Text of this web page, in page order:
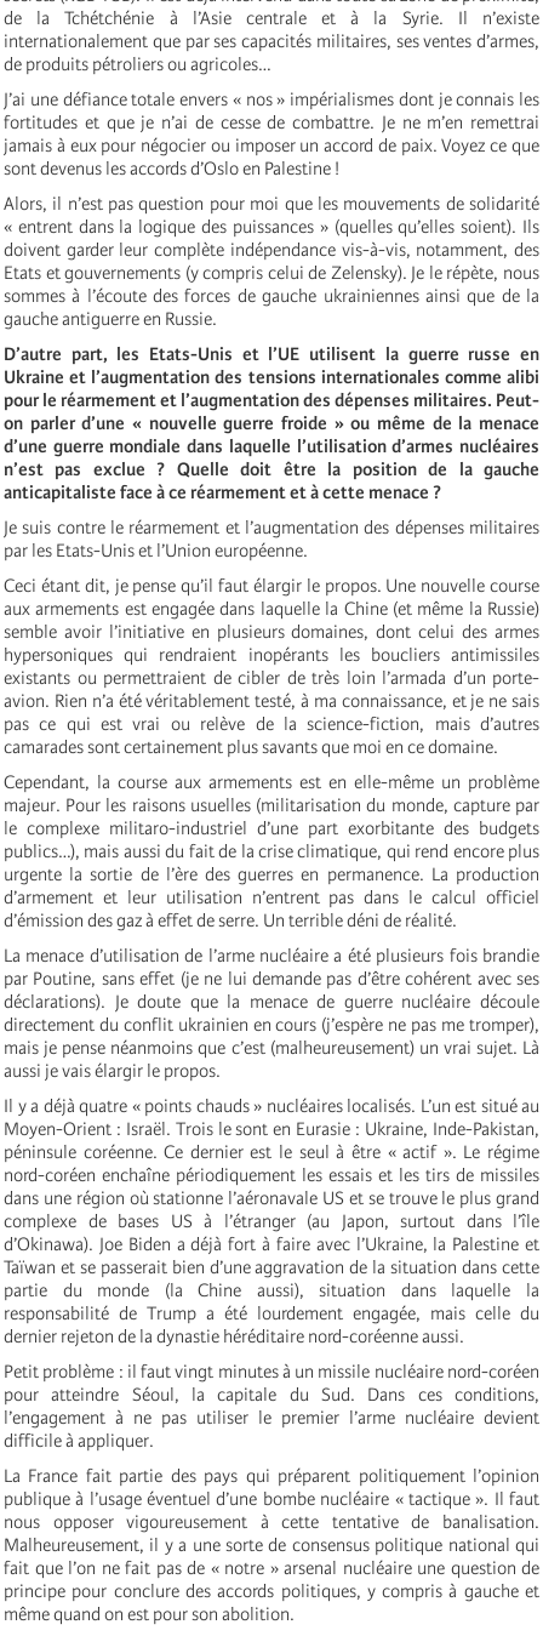
de la Tchétchénie à l’Asie centrale et à la Syrie. Il n’existe
internationalement que par ses capacités militaires, ses ventes d’armes,
de produits pétroliers ou agricoles…
J’ai une défiance totale envers « nos » impérialismes dont je connais les
fortitudes et que je n’ai de cesse de combattre. Je ne m’en remettrai
jamais à eux pour négocier ou imposer un accord de paix. Voyez ce que
sont devenus les accords d’Oslo en Palestine !
Alors, il n’est pas question pour moi que les mouvements de solidarité
« entrent dans la logique des puissances » (quelles qu’elles soient). Ils
doivent garder leur complète indépendance vis-à-vis, notamment, des
Etats et gouvernements (y compris celui de Zelensky). Je le répète, nous
sommes à l’écoute des forces de gauche ukrainiennes ainsi que de la
gauche antiguerre en Russie.
D’autre part, les Etats-Unis et l’UE utilisent la guerre russe en
Ukraine et l’augmentation des tensions internationales comme alibi
pour le réarmement et l’augmentation des dépenses militaires. Peut-
on parler d’une « nouvelle guerre froide » ou même de la menace
d’une guerre mondiale dans laquelle l’utilisation d’armes nucléaires
n’est pas exclue ? Quelle doit être la position de la gauche
anticapitaliste face à ce réarmement et à cette menace ?
Je suis contre le réarmement et l’augmentation des dépenses militaires
par les Etats-Unis et l’Union européenne.
Ceci étant dit, je pense qu’il faut élargir le propos. Une nouvelle course
aux armements est engagée dans laquelle la Chine (et même la Russie)
semble avoir l’initiative en plusieurs domaines, dont celui des armes
hypersoniques qui rendraient inopérants les boucliers antimissiles
existants ou permettraient de cibler de très loin l’armada d’un porte-
avion. Rien n’a été véritablement testé, à ma connaissance, et je ne sais
pas ce qui est vrai ou relève de la science-fiction, mais d’autres
camarades sont certainement plus savants que moi en ce domaine.
Cependant, la course aux armements est en elle-même un problème
majeur. Pour les raisons usuelles (militarisation du monde, capture par
le complexe militaro-industriel d’une part exorbitante des budgets
publics…), mais aussi du fait de la crise climatique, qui rend encore plus
urgente la sortie de l’ère des guerres en permanence. La production
d’armement et leur utilisation n’entrent pas dans le calcul officiel
d’émission des gaz à effet de serre. Un terrible déni de réalité.
La menace d’utilisation de l’arme nucléaire a été plusieurs fois brandie
par Poutine, sans effet (je ne lui demande pas d’être cohérent avec ses
déclarations). Je doute que la menace de guerre nucléaire découle
directement du conflit ukrainien en cours (j’espère ne pas me tromper),
mais je pense néanmoins que c’est (malheureusement) un vrai sujet. Là
aussi je vais élargir le propos.
Il y a déjà quatre « points chauds » nucléaires localisés. L’un est situé au
Moyen-Orient : Israël. Trois le sont en Eurasie : Ukraine, Inde-Pakistan,
péninsule coréenne. Ce dernier est le seul à être « actif ». Le régime
nord-coréen enchaîne périodiquement les essais et les tirs de missiles
dans une région où stationne l’aéronavale US et se trouve le plus grand
complexe de bases US à l’étranger (au Japon, surtout dans l’île
d’Okinawa). Joe Biden a déjà fort à faire avec l’Ukraine, la Palestine et
Taïwan et se passerait bien d’une aggravation de la situation dans cette
partie du monde (la Chine aussi), situation dans laquelle la
responsabilité de Trump a été lourdement engagée, mais celle du
dernier rejeton de la dynastie héréditaire nord-coréenne aussi.
Petit problème : il faut vingt minutes à un missile nucléaire nord-coréen
pour atteindre Séoul, la capitale du Sud. Dans ces conditions,
l’engagement à ne pas utiliser le premier l’arme nucléaire devient
difficile à appliquer.
La France fait partie des pays qui préparent politiquement l’opinion
publique à l’usage éventuel d’une bombe nucléaire « tactique ». Il faut
nous opposer vigoureusement à cette tentative de banalisation.
Malheureusement, il y a une sorte de consensus politique national qui
fait que l’on ne fait pas de « notre » arsenal nucléaire une question de
principe pour conclure des accords politiques, y compris à gauche et
même quand on est pour son abolition.